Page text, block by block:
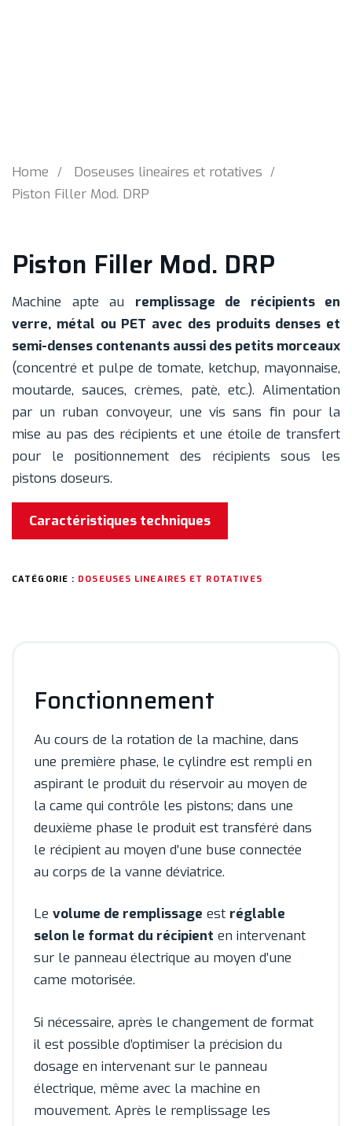
Home
Doseuses lineaires et rotatives
Piston Filler Mod. DRP
Piston Filler Mod. DRP
Machine apte au remplissage de récipients en
verre, métal ou PET avec des produits denses et
semi-denses contenants aussi des petits morceaux
(concentré et pulpe de tomate, ketchup, mayonnaise,
moutarde, sauces, crèmes, patè, etc.). Alimentation
par un ruban convoyeur, une vis sans fin pour la
mise au pas des récipients et une étoile de transfert
pour le positionnement des récipients sous les
pistons doseurs.
Caractéristiques techniques
CATÉGORIE : DOSEUSES LINEAIRES ET ROTATIVES
Fonctionnement
Au cours de la rotation de la machine, dans
une première phase, le cylindre est rempli en
aspirant le produit du réservoir au moyen de
la came qui contrôle les pistons; dans une
deuxième phase le produit est transféré dans
le récipient au moyen d’une buse connectée
au corps de la vanne déviatrice.
Levolume de remplissage est réglable
selon le format du récipient en intervenant
sur le panneau électrique au moyen d’une
came motorisée.
Si nécessaire, après le changement de format
il est possible d’optimiser la précision du
dosage en intervenant sur le panneau
électrique, même avec la machine en
mouvement. Après le remplissage les